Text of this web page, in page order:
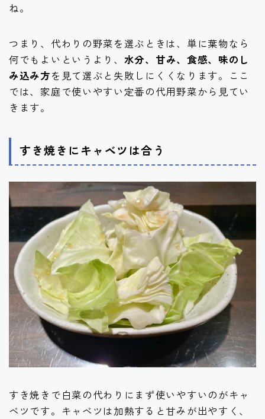
ね。
つまり、代わりの野菜を選ぶときは、単に葉物なら
何でもよいというより、 水分、甘み、食感、味のし
み込み方を見て選ぶと失敗しにくくなります。ここ
では、家庭で使いやすい定番の代用野菜から見てい
きます。
すき焼きにキャベツは合う
すき焼きで白菜の代わりにまず使いやすいのがキャ
ベツです。キャベツは加熱すると甘みが出やすく、